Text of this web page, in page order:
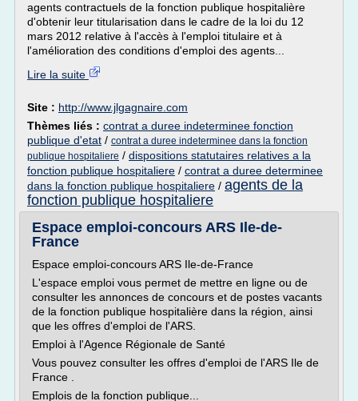
agents contractuels de la fonction publique hospitalière
d'obtenir leur titularisation dans le cadre de la loi du 12
mars 2012 relative à l'accès à l'emploi titulaire et à
l'amélioration des conditions d'emploi des agents...
Lire la suite
Site : http://www.jlgagnaire.com
Thèmes liés : contrat a duree indeterminee fonction
publique d'etat / contrat a duree indeterminee dans la fonction
publique hospitaliere / dispositions statutaires relatives a la
fonction publique hospitaliere / contrat a duree determinee
dans la fonction publique hospitaliere / agents de la
fonction publique hospitaliere
Espace emploi-concours ARS Ile-de-
France
Espace emploi-concours ARS Ile-de-France
L'espace emploi vous permet de mettre en ligne ou de
consulter les annonces de concours et de postes vacants
de la fonction publique hospitalière dans la région, ainsi
que les offres d'emploi de l'ARS.
Emploi à l'Agence Régionale de Santé
Vous pouvez consulter les offres d'emploi de l'ARS Ile de
France .
Emplois de la fonction publique...